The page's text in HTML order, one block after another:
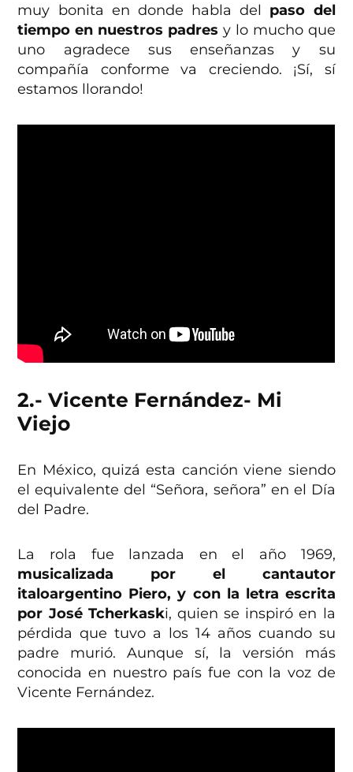
muy bonita en donde habla del paso del
tiempo en nuestros padres y lo mucho que
uno agradece sus enseñanzas y su
compañía conforme va creciendo. ¡Sí, sí
estamos llorando!
2.- Vicente Fernández- Mi
Viejo
En México, quizá esta canción viene siendo
el equivalente del “Señora, señora” en el Día
del Padre.
La rola fue lanzada en el año 1969,
musicalizada por el cantautor
italoargentino Piero, y con la letra escrita
por José Tcherkaski, quien se inspiró en la
pérdida que tuvo a los 14 años cuando su
padre murió. Aunque sí, la versión más
conocida en nuestro país fue con la voz de
Vicente Fernández.